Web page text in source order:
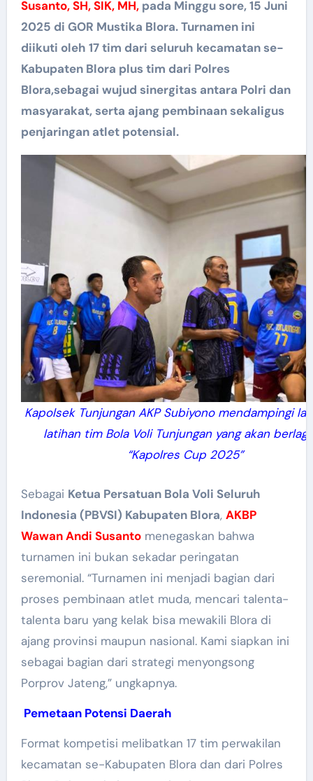
Susanto, SH, SIK, MH,pada Minggu sore, 15 Juni
2025 di GOR Mustika Blora. Turnamen ini
diikuti oleh 17 tim dari seluruh kecamatan se-
Kabupaten Blora plus tim dari Polres
Blora,sebagai wujud sinergitas antara Polri dan
masyarakat, serta ajang pembinaan sekaligus
penjaringan atlet potensial.
Kapolsek Tunjungan AKP Subiyono mendampingi
latihan tim Bola Voli Tunjungan yang akan
“Kapolres Cup 2025”
Sebagai Ketua Persatuan Bola Voli Seluruh
Indonesia (PBVSI) Kabupaten Blora, AKBP
Wawan Andi Susanto menegaskan bahwa
turnamen ini bukan sekadar peringatan
seremonial. “Turnamen ini menjadi bagian dari
proses pembinaan atlet muda, mencari talenta-
talenta baru yang kelak bisa mewakili Blora di
ajang provinsi maupun nasional. Kami siapkan ini
sebagai bagian dari strategi menyongsong
Porprov Jateng,” ungkapnya.
Pemetaan Potensi Daerah
Format kompetisi melibatkan 17 tim perwakilan
kecamatan se-Kabupaten Blora dan dari Polres